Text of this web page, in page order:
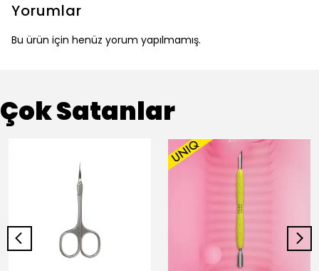
Yorumlar
Bu ürün için henüz yorum yapılmamış.
Çok Satanlar